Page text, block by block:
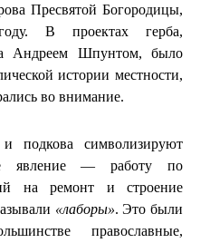
Пресвятой Богородицы,
В проектах герба,
Андреем Шпунтом, было
истории местности,
во внимание.
подкова символизируют
явление — работу по
на ремонт и строение
«лаборы». Это были
православные,